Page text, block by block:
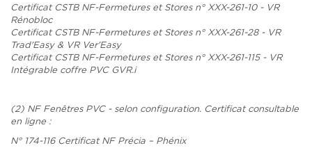
Certificat CSTB NF-Fermetures et Stores n° XXX-261-10 - VR
Rénobloc
Certificat CSTB NF-Fermetures et Stores n° XXX-261-28 - VR
Trad'Easy & VR Ver'Easy
Certificat CSTB NF-Fermetures et Stores n° XXX-261-115 - VR
Intégrable coffre PVC GVR.i
(2) NF Fenêtres PVC - selon configuration. Certificat consultable
en ligne :
N° 174-116 Certificat NF Précia – Phénix